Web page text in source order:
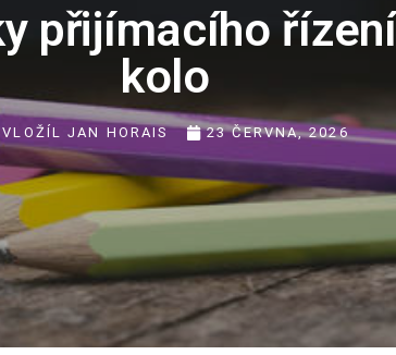
přijímacího
kolo
VLOŽÍL JAN HORAIS 23 ČERVNA, 2026